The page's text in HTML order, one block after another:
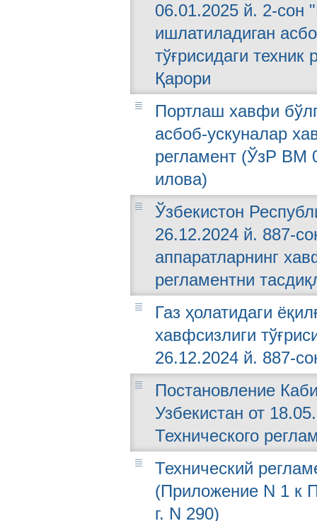
06.01.2025 й. 2-сон
ишлатиладиган
тўғрисидаги
Қарори
Портлаш хавфи
асбоб-ускуналар
регламент (ЎзР ВМ
илова)
Ўзбекистон
26.12.2024 й. 887-
аппаратларнинг
регламентни
Газ ҳолатидаги
хавфсизлиги
26.12.2024 й. 887-
Постановление
Узбекистан от
Технического
Технический
(Приложение N 1 к
г. N 290)